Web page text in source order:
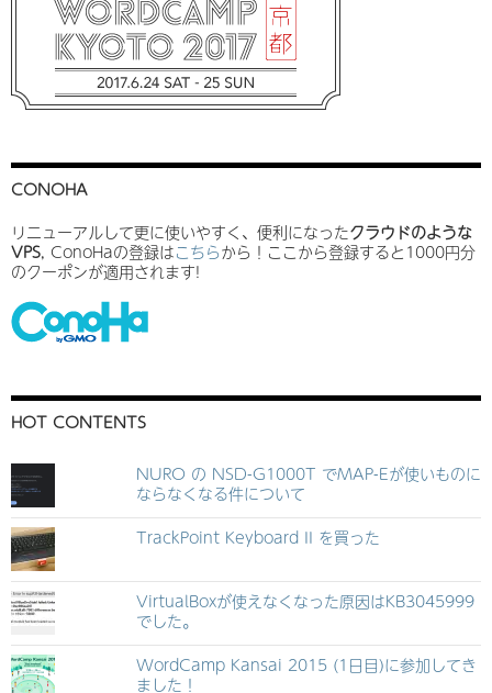
CONOHA
リニューアルして更に使いやすく、便利になったクラウドのような
VPS, ConoHaの登録はこちらから！ここから登録すると1000円分
のクーポンが適用されます!
HOT CONTENTS
NURO の NSD-G1000T でMAP-Eが使いものに
ならなくなる件について
TrackPoint Keyboard II を買った
VirtualBoxが使えなくなった原因はKB3045999
でした。
WordCamp Kansai 2015 (1日目)に参加してき
ました！